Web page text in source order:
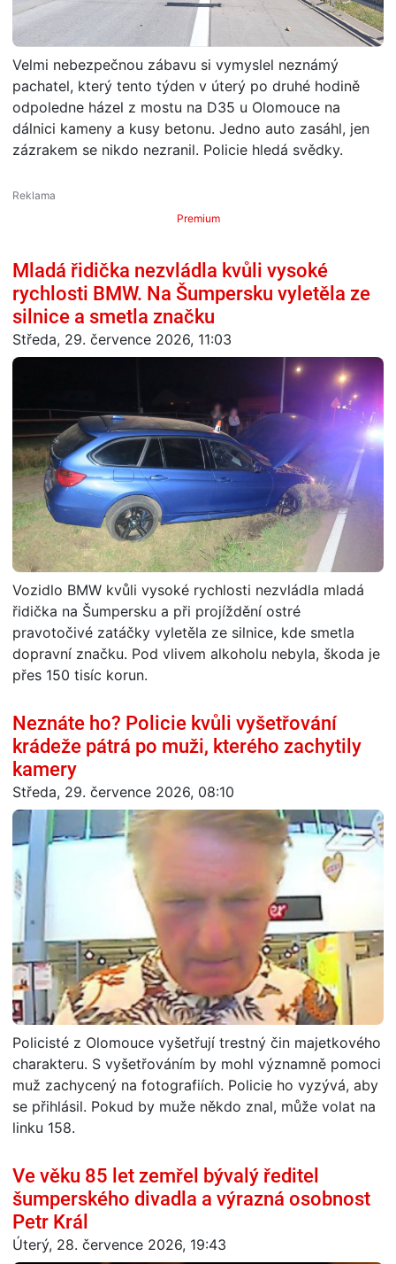
Velmi nebezpečnou zábavu si vymyslel neznámý
pachatel, který tento týden v úterý po druhé hodině
odpoledne házel z mostu na D35 u Olomouce na
dálnici kameny a kusy betonu. Jedno auto zasáhl, jen
zázrakem se nikdo nezranil. Policie hledá svědky.
Premium
Mladá řidička nezvládla kvůli vysoké
rychlosti BMW. Na Šumpersku vyletěla ze
silnice a smetla značku
Středa, 29. července 2026, 11:03
Vozidlo BMW kvůli vysoké rychlosti nezvládla mladá
řidička na Šumpersku a při projíždění ostré
pravotočivé zatáčky vyletěla ze silnice, kde smetla
dopravní značku. Pod vlivem alkoholu nebyla, škoda je
přes 150 tisíc korun.
Neznáte ho? Policie kvůli vyšetřování
krádeže pátrá po muži, kterého zachytily
kamery
Středa, 29. července 2026, 08:10
Policisté z Olomouce vyšetřují trestný čin majetkového
charakteru. S vyšetřováním by mohl významně pomoci
muž zachycený na fotografiích. Policie ho vyzývá, aby
se přihlásil. Pokud by muže někdo znal, může volat na
linku 158.
Ve věku 85 let zemřel bývalý ředitel
šumperského divadla a výrazná osobnost
Petr Král
Úterý, 28. července 2026, 19:43